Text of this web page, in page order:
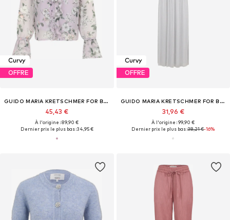
Curvy
OFFRE
GUIDO MARIA KRETSCHMER FOR BRIDGERTON
45,43 €
À l'origine : 89,90 €
Dernier prix le plus bas :34,95 €
Curvy
OFFRE
GUIDO MARIA KRETSCHMER FOR BRIDGERTON
31,96 €
À l'origine : 99,90 €
Dernier prix le plus bas :38,21 €-16%